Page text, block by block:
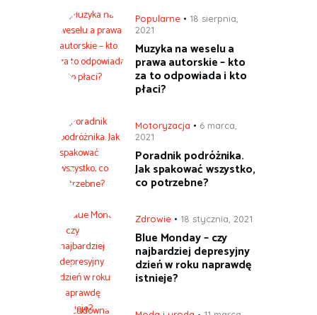
Popularne
18 sierpnia,
2021
Muzyka na weselu a
prawa autorskie – kto
za to odpowiada i kto
płaci?
Motoryzacja
6 marca,
2021
Poradnik podróżnika.
Jak spakować wszystko,
co potrzebne?
Zdrowie 18 stycznia, 2021
Blue Monday – czy
najbardziej depresyjny
dzień w roku naprawdę
istnieje?